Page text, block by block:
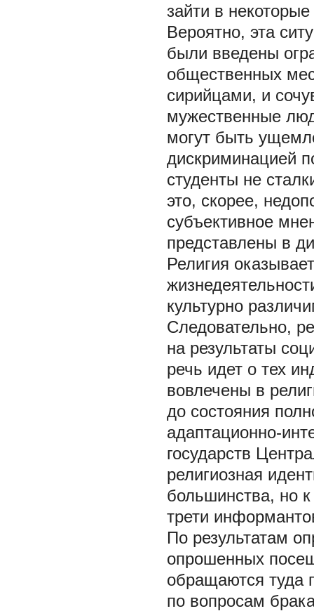
зайти в
Вероятно, эта
были введены
общественных
сирийцами, и
мужественные
могут быть
дискриминацией
студенты не
это, скорее,
субъективное
представлены в
Религия
культурно
Следовательно,
на результаты
речь идет о тех
вовлечены в
до состояния
адаптационно-
государств
религиозная
большинства, но
трети
По результатам
опрошенных
обращаются туда
по вопросам